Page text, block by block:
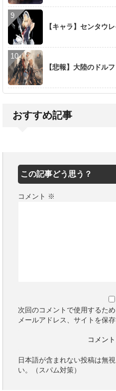
【キャラ】センタウ
【悲報】大陸のドル
おすすめ記事
この記事どう思う？
コメント ※
次回のコメントで使用するた
メールアドレス、サイトを保存
日本語が含まれない投稿は無
い。（スパム対策）